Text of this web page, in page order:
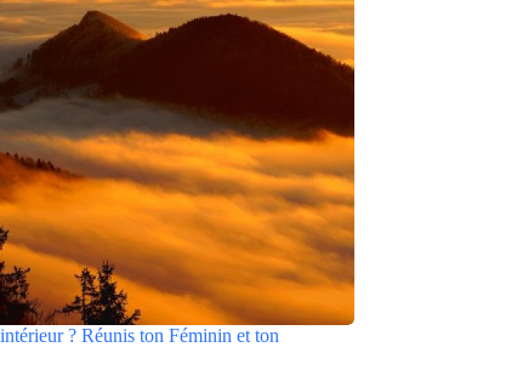
? Réunis ton Féminin et ton